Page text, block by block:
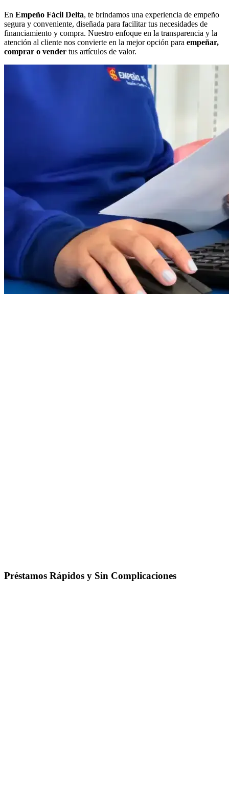
En Empeño Fácil Delta, te brindamos una experiencia de empeño
segura y conveniente, diseñada para facilitar tus necesidades de
financiamiento y compra. Nuestro enfoque en la transparencia y la
atención al cliente nos convierte en la mejor opción para empeñar,
comprar o vender tus artículos de valor.
Préstamos Rápidos y Sin Complicaciones